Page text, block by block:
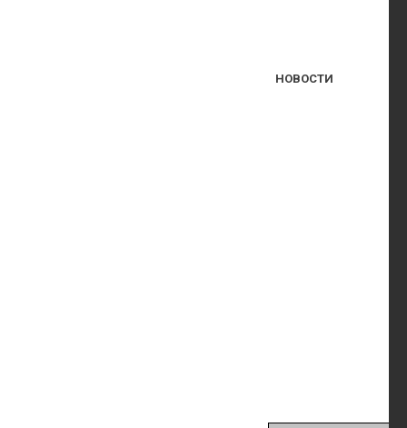
НОВОСТИ